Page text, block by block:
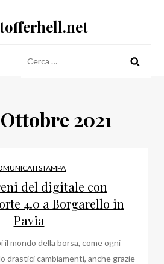
per:
Ottobre 2021
STAMPA
del digitale con
4.0 a Borgarello in
Pavia
il mondo della borsa, come ogni
drastici cambiamenti, anche grazie